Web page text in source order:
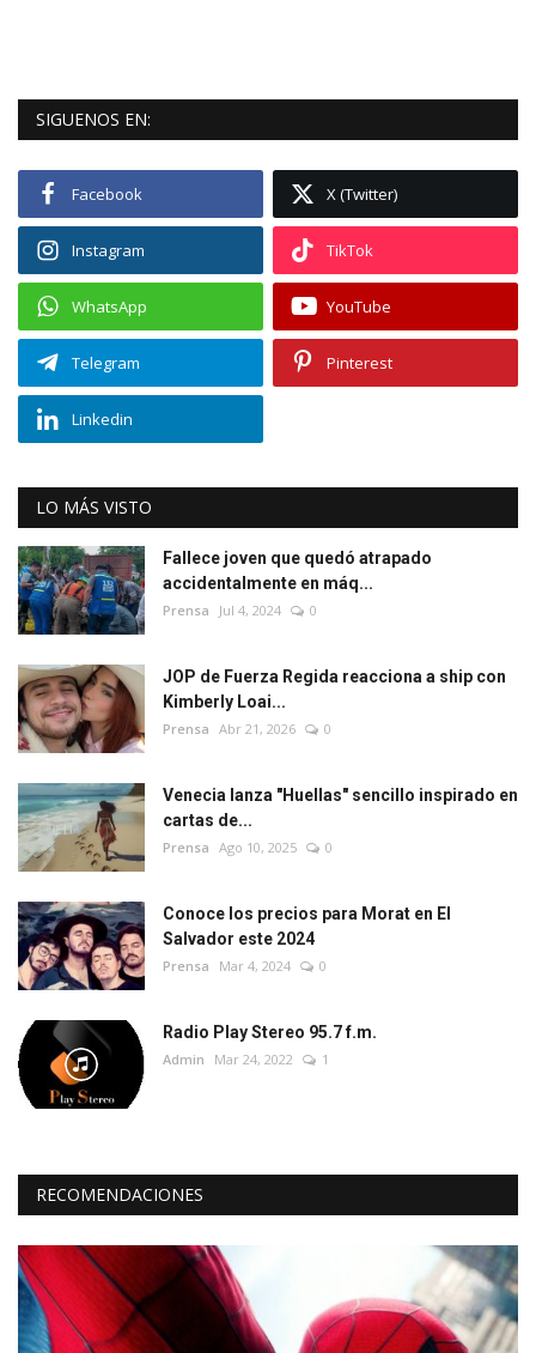
SIGUENOS EN:
Facebook X (Twitter)
Instagram TikTok
WhatsApp YouTube
Telegram Pinterest
Linkedin
LO MÁS VISTO
Fallece joven que quedó atrapado
accidentalmente en máq...
Prensa Jul 4, 2024 0
JOP de Fuerza Regida reacciona a ship con
Kimberly Loai...
Prensa Abr 21, 2026 0
Venecia lanza "Huellas" sencillo inspirado en
cartas de...
Prensa Ago 10, 2025 0
Conoce los precios para Morat en El
Salvador este 2024
Prensa Mar 4, 2024 0
Radio Play Stereo 95.7 f.m.
Admin Mar 24, 2022 1
RECOMENDACIONES